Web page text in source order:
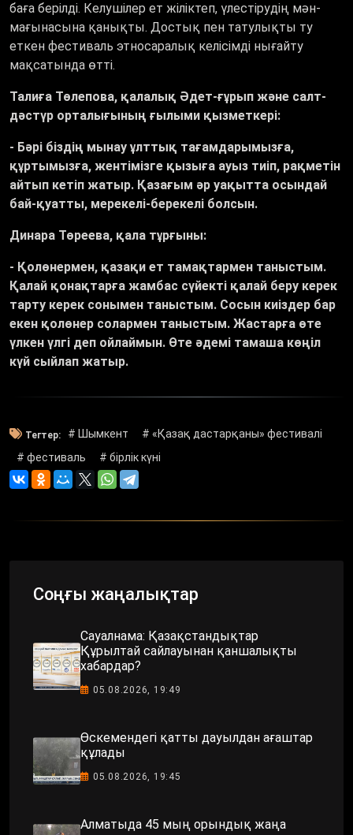
баға берілді. Келушілер ет жіліктеп, үлестірудің мән-
мағынасына қанықты. Достық пен татулықты ту
еткен фестиваль этносаралық келісімді нығайту
мақсатында өтті.
Талиға Төлепова, қалалық Әдет-ғұрып және салт-
дәстүр орталығының ғылыми қызметкері:
- Бәрі біздің мынау ұлттық тағамдарымызға,
құртымызға, жентімізге қызыға ауыз тиіп, рақметін
айтып кетіп жатыр. Қазағым әр уақытта осындай
бай-қуатты, мерекелі-берекелі болсын.
Динара Төреева, қала тұрғыны:
- Қолөнермен, қазақи ет тамақтармен таныстым.
Қалай қонақтарға жамбас сүйекті қалай беру керек
тарту керек сонымен таныстым. Сосын киіздер бар
екен қолөнер солармен таныстым. Жастарға өте
үлкен үлгі деп ойлаймын. Өте әдемі тамаша көңіл
күй сыйлап жатыр.
Тегтер: # Шымкент
# «Қазақ дастарқаны» фестивалі
# фестиваль
# бірлік күні
Соңғы жаңалықтар
Сауалнама: Қазақстандықтар
Құрылтай сайлауынан қаншалықты
хабардар?
05.08.2026, 19:49
Өскемендегі қатты дауылдан ағаштар
құлады
05.08.2026, 19:45
Алматыда 45 мың орындық жаңа